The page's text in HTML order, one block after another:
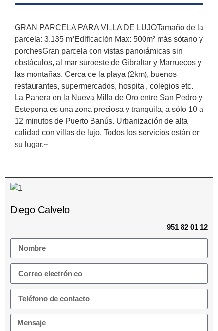
GRAN PARCELA PARA VILLA DE LUJOTamaño de la
parcela: 3.135 m²Edificación Max: 500m² más sótano y
porchesGran parcela con vistas panorámicas sin
obstáculos, al mar suroeste de Gibraltar y Marruecos y
las montañas. Cerca de la playa (2km), buenos
restaurantes, supermercados, hospital, colegios etc.
La Panera en la Nueva Milla de Oro entre San Pedro y
Estepona es ‌una ‌zona ‌preciosa ‌y tranquila, ‌a ‌sólo ‌10 ‌a
‌12 minutos ‌de Puerto Banús. Urbanización ‌de ‌alta
calidad ‌con ‌villas ‌de lujo. Todos ‌los ‌servicios ‌están ‌en
‌su ‌lugar.~
Diego Calvelo
951 82 01 12